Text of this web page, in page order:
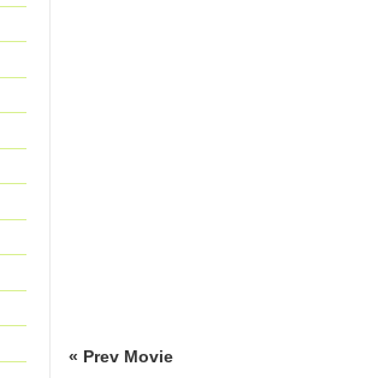
« Prev Movie